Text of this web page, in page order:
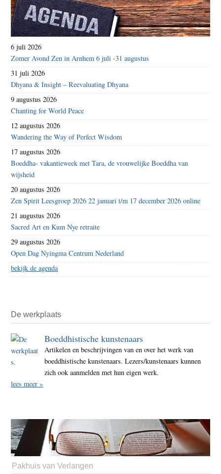
6 juli 2026
Zomer Avond Zen in Arnhem 6 juli -31 augustus
31 juli 2026
Dhyana & Insight – Reevaluating Dhyana
9 augustus 2026
Chanting for World Peace
12 augustus 2026
Wandering the Way of Perfect Wisdom
17 augustus 2026
Boeddha- vakantieweek met Tara, de vrouwelijke Boeddha van
wijsheid
20 augustus 2026
Zen Spirit Leesgroep 2026 22 januari t/m 17 december 2026 online
21 augustus 2026
Sacred Art en Kum Nye retraite
29 augustus 2026
Open Dag Nyingma Centrum Nederland
bekijk de agenda
De werkplaats
Boeddhistische kunstenaars
Artikelen en beschrijvingen van en over het werk van
boeddhistische kunstenaars. Lezers/kunstenaars kunnen
zich ook aanmelden met hun eigen werk.
lees meer »
Pakhuis van Verlangen